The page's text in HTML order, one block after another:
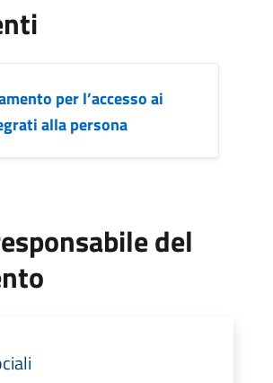
per l’accesso ai
alla persona
del